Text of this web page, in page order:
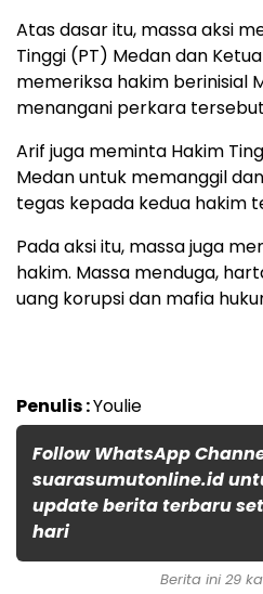
Atas dasar itu, massa aksi
Tinggi (PT) Medan dan
memeriksa hakim berinisial
menangani perkara
Arif juga meminta Hakim
Medan untuk memanggil
tegas kepada kedua hakim
Pada aksi itu, massa juga
hakim. Massa menduga,
uang korupsi dan mafia
Penulis :Youlie
Follow WhatsApp
suarasumutonline.id
update berita terbaru
hari
Berita ini 29